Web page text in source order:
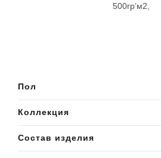
500гр’м2,
Пол
Коллекция
Состав изделия